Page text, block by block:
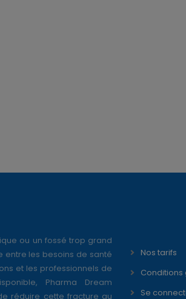
ou un fossé trop grand
entre les besoins de santé
et les professionnels de
Pharma Dream
réduire cette fracture au
Nos tarifs
Se